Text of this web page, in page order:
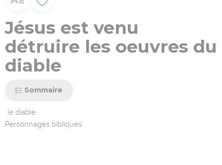
Jésus est venu
détruire les oeuvres du
diable
Sommaire
le diable
Personnages bibliques